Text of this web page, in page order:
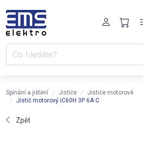
Spínání a jištění Jističe
Jističe motorové
Jistič motorový iC60H 3P 6A C
Zpět